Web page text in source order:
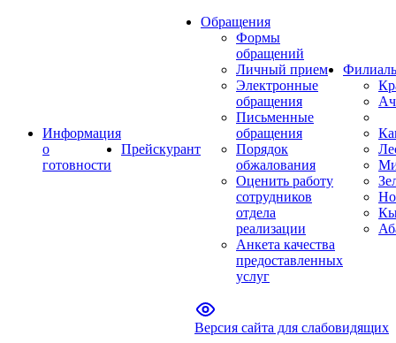
Информация
о
готовности
Прейскурант
Обращения
Формы
обращений
Личный прием
Электронные
обращения
Письменные
обращения
Порядок
обжалования
Оценить работу
сотрудников
отдела
реализации
Анкета качества
предоставленных
услуг
Версия сайта для слабовидящих